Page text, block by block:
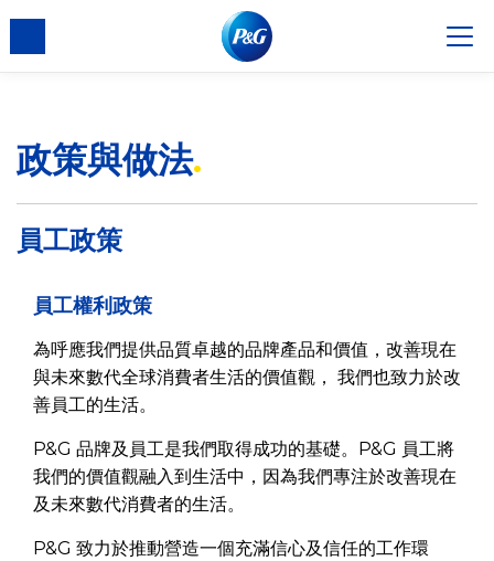
政策與做法
員工政策
員工權利政策
為呼應我們提供品質卓越的品牌產品和價值，改善現在
與未來數代全球消費者生活的價值觀， 我們也致力於改
善員工的生活。
P&G 品牌及員工是我們取得成功的基礎。P&G 員工將
我們的價值觀融入到生活中，因為我們專注於改善現在
及未來數代消費者的生活。
P&G 致力於推動營造一個充滿信心及信任的工作環